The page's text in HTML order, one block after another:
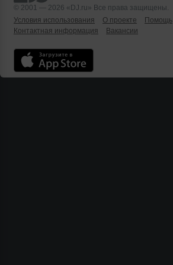
© 2001 — 2026 «DJ.ru» Все права защищены.
Условия использования
О проекте Помощь
Контактная информация
Вакансии